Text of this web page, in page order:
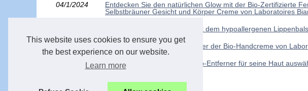
This website uses cookies to ensure you get
the best experience on our website.
Learn more
04/1/2024
Entdecken Sie den natürlichen Glow mit der Bio-Zertifizierte
Selbstbräuner Gesicht und Körper Creme von Laboratoires
Verwöhnen Sie Ihre Lippen mit dem hypoallergenen
Entdecken Sie das Naturwunder der Bio-Handcreme von
18/2/2023 Wie man einen guten Make-up-Entferner für seine Haut